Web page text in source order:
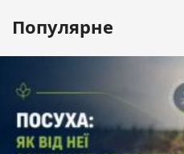
Популярне